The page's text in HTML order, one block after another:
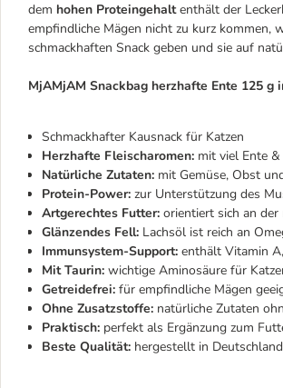
dem hohen Proteingehaltenthält der
empfindliche Mägen nicht zu kurz kommen,
schmackhaften Snack geben und sie auf
MjAMjAM Snackbag herzhafte Ente 125 g
Schmackhafter Kausnack für Katzen
Herzhafte Fleischaromen: mit viel Ente
Natürliche Zutaten: mit Gemüse, Obst
Protein-Power: zur Unterstützung des
Artgerechtes Futter: orientiert sich an
Glänzendes Fell: Lachsöl ist reich an
Immunsystem-Support: enthält Vitamin
Mit Taurin: wichtige Aminosäure für
Getreidefrei: für empfindliche Mägen
Ohne Zusatzstoffe: natürliche Zutaten
Praktisch: perfekt als Ergänzung zum
Beste Qualität: hergestellt in Deutschland